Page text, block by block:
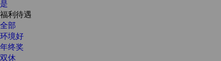
是
福利待遇
全部
环境好
年终奖
双休